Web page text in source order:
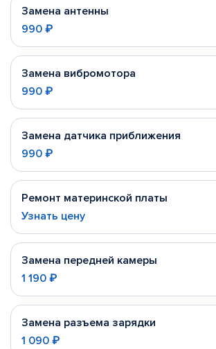
Замена антенны
990 ₽
Замена вибромотора
990 ₽
Замена датчика приближения
990 ₽
Ремонт материнской платы
Узнать цену
Замена передней камеры
1 190 ₽
Замена разъема зарядки
1 090 ₽